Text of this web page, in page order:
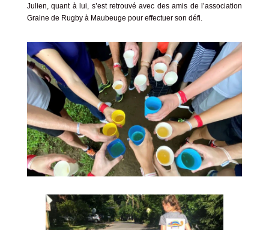
Julien, quant à lui, s’est retrouvé avec des amis de l’association
Graine de Rugby à Maubeuge pour effectuer son défi.